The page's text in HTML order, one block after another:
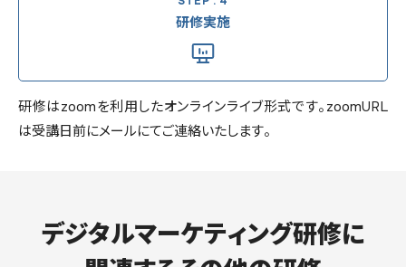
研修実施
研修はzoomを利用したオンラインライブ形式です。zoomURL
は受講日前にメールにてご連絡いたします。
デジタルマーケティング研修に